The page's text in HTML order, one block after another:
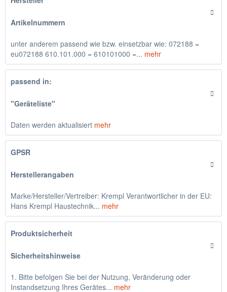
Artikelnummern
unter anderem passend wie bzw. einsetzbar wie: 072188 =
eu072188 610.101.000 = 610101000 =... mehr
passend in:
"Geräteliste"
Daten werden aktualisiert mehr
GPSR
Herstellerangaben
Marke/Hersteller/Vertreiber: Krempl Verantwortlicher in der EU:
Hans Krempl Haustechnik... mehr
Produktsicherheit
Sicherheitshinweise
1. Bitte befolgen Sie bei der Nutzung, Veränderung oder
Instandsetzung Ihres Gerätes... mehr